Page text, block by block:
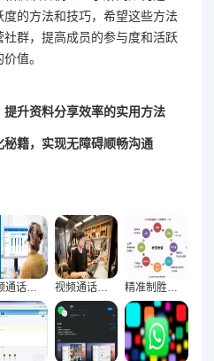
的方法和技巧，希望这些方法
群，提高成员的参与度和活跃
值。
升资料分享效率的实用方法
籍，实现无障碍顺畅沟通
视频通话画质跃升秘籍，远程沟通顺畅无阻的终极指南 视频通话与语音消息优化技巧，让沟通更顺畅 精准制胜，群组营销策略深度实践指南